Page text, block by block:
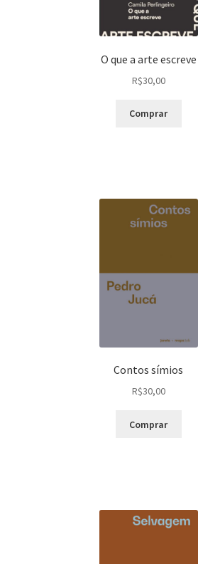
O que a arte escreve
R$30,00
Comprar
Contos símios
R$30,00
Comprar